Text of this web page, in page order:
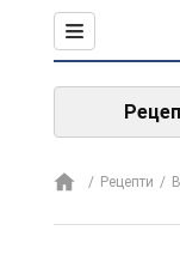
Рецепти